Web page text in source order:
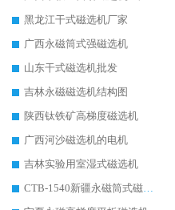
黑龙江干式磁选机厂家
广西永磁筒式强磁选机
山东干式磁选机批发
吉林永磁磁选机结构图
陕西钛铁矿高梯度磁选机
广西河沙磁选机的电机
吉林实验用室湿式磁选机
CTB-1540新疆永磁筒式磁选机